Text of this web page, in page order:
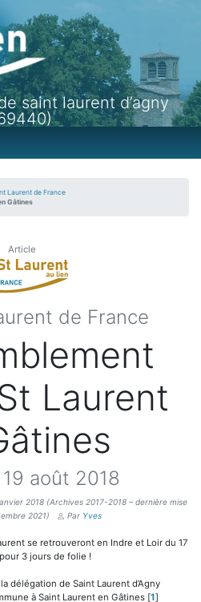
saint laurent d’agny
Laurent de France
Gâtines
Article
de France
Laurent
août 2018
2018 (Archives 2017-2018 – dernière mise
2021)
Par Yves
se retrouveront en Indre et Loir du 17
3 jours de folie !
délégation de Saint Laurent d’Agny
à Saint Laurent en Gâtines[1]